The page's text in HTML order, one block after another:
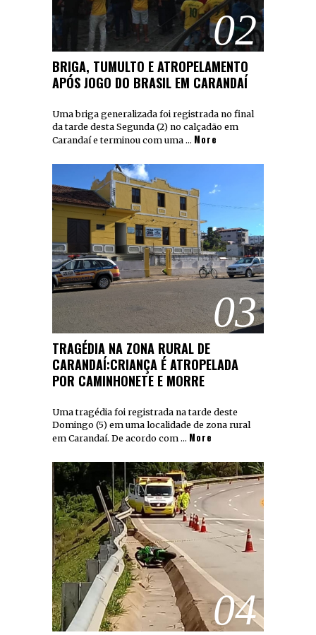
02
BRIGA, TUMULTO E ATROPELAMENTO
APÓS JOGO DO BRASIL EM CARANDAÍ
Uma briga generalizada foi registrada no final
da tarde desta Segunda (2) no calçadão em
Carandaí e terminou com uma … More
03
TRAGÉDIA NA ZONA RURAL DE
CARANDAÍ:CRIANÇA É ATROPELADA
POR CAMINHONETE E MORRE
Uma tragédia foi registrada na tarde deste
Domingo (5) em uma localidade de zona rural
em Carandaí. De acordo com … More
04